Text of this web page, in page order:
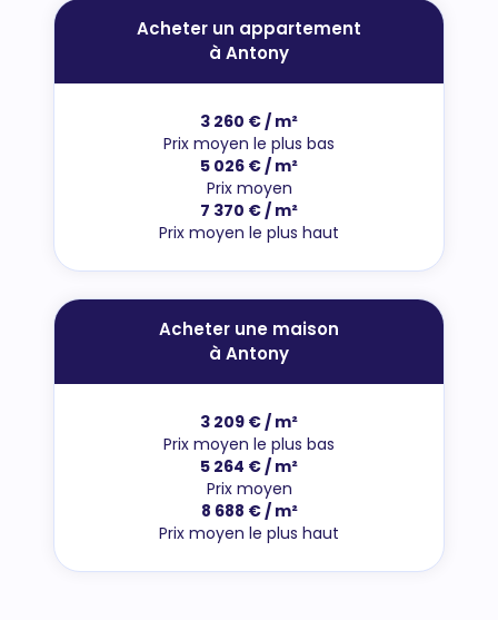
Acheter un appartement
à Antony
3 260 € / m²
Prix moyen le plus bas
5 026 € / m²
Prix moyen
7 370 € / m²
Prix moyen le plus haut
Acheter une maison
à Antony
3 209 € / m²
Prix moyen le plus bas
5 264 € / m²
Prix moyen
8 688 € / m²
Prix moyen le plus haut